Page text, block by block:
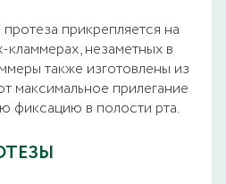
прикрепляется на
кламмерах, незаметных в
также изготовлены из
максимальное прилегание
фиксацию в полости рта.